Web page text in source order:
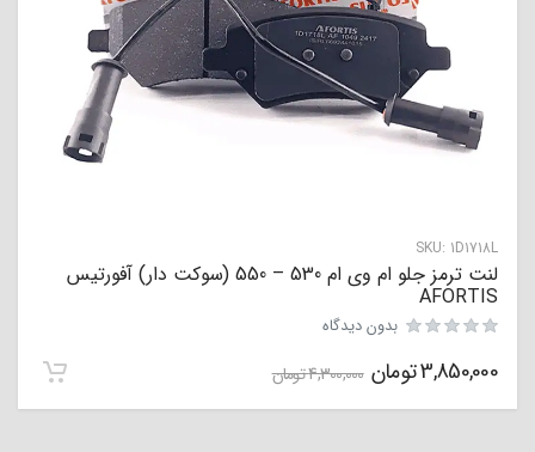
SKU: 1D1718L
لنت ترمز جلو ام وی ام 530 – 550 (سوکت دار) آفورتیس
AFORTIS
بدون دیدگاه
3,850,000تومان 4,300,000تومان